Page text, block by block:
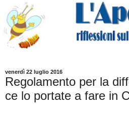
venerdì 22 luglio 2016
Regolamento per la
ce lo portate a fare in